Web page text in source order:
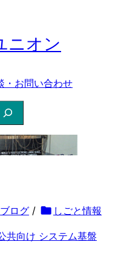
ニオン
・お問い合わせ
ブログ/ folder しごと情報
共向け システム基盤